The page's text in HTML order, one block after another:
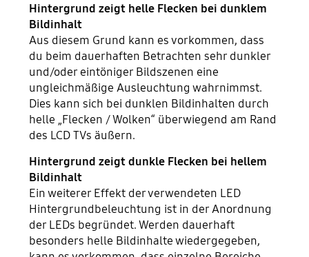
Hintergrund zeigt helle Flecken bei dunklem
Bildinhalt
Aus diesem Grund kann es vorkommen, dass
du beim dauerhaften Betrachten sehr dunkler
und/oder eintöniger Bildszenen eine
ungleichmäßige Ausleuchtung wahrnimmst.
Dies kann sich bei dunklen Bildinhalten durch
helle „Flecken / Wolken“ überwiegend am Rand
des LCD TVs äußern.
Hintergrund zeigt dunkle Flecken bei hellem
Bildinhalt
Ein weiterer Effekt der verwendeten LED
Hintergrundbeleuchtung ist in der Anordnung
der LEDs begründet. Werden dauerhaft
besonders helle Bildinhalte wiedergegeben,